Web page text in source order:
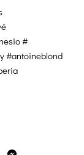
#
#antoineblond